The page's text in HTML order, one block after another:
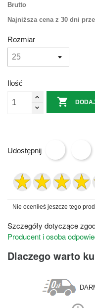
Brutto
Najniższa cena z 30 dni
Rozmiar
Ilość

Udostępnij
Nie oceniłeś jeszcze tego
Szczegóły dotyczące
Producent i osoba
Dlaczego warto